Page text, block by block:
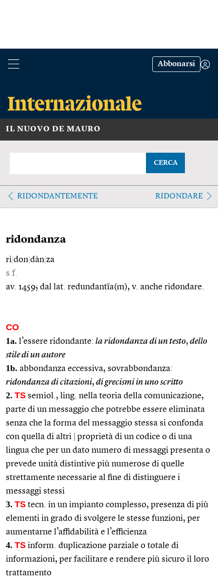
Abbonarsi
IL NUOVO DE MAURO
CERCA
RIDONDANTEMENTE RIDONDARE
ridondanza
ri don dàn za
s.f.
av. 1459; dal lat. redundantĭa(m), v. anche ridondare.
CO
1a. l’essere ridondante: la ridondanza di un testo, dello
stile di un autore
1b. abbondanza eccessiva, sovrabbondanza:
ridondanza di citazioni, di grecismi in uno scritto
2. TS semiol., ling. nella teoria della comunicazione,
parte di un messaggio che potrebbe essere eliminata
senza che la forma del messaggio stessa si confonda
con quella di altri
proprietà di un codice o di una
lingua che per un dato numero di messaggi presenta o
prevede unità distintive più numerose di quelle
strettamente necessarie al fine di distinguere i
messaggi stessi
3. TS tecn. in un impianto complesso, presenza di più
elementi in grado di svolgere le stesse funzioni, per
aumentarne l’affidabilità e l’efficienza
4. TS inform. duplicazione parziale o totale di
informazioni, per facilitare e rendere più sicuro il loro
trattamento